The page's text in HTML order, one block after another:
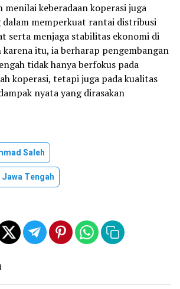
menilai keberadaan koperasi juga
memperkuat rantai distribusi
serta menjaga stabilitas ekonomi di
karena itu, ia berharap pengembangan
tidak hanya berfokus pada
koperasi, tetapi juga pada kualitas
nyata yang dirasakan
Saleh
Jawa Tengah